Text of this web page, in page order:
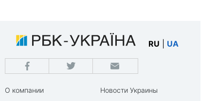
RU UA
О компании
Новости Украины